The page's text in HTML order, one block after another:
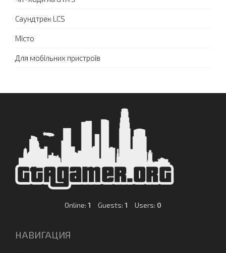
Саундтрек LCS
Місто
Для мобільних пристроїв
Online: 1 Guests: 1 Users: 0
НАВИГАЦИЯ